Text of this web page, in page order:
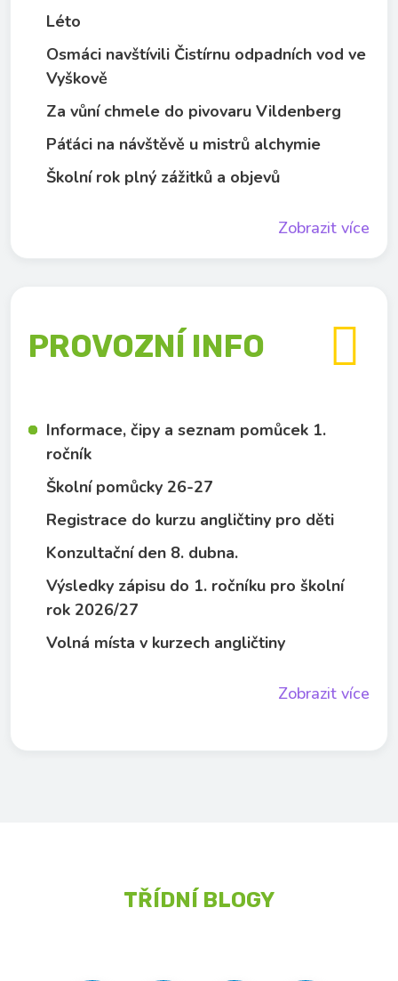
Léto
Osmáci navštívili Čistírnu odpadních vod ve
Vyškově
Za vůní chmele do pivovaru Vildenberg
Páťáci na návštěvě u mistrů alchymie
Školní rok plný zážitků a objevů
Zobrazit více
PROVOZNÍ INFO
Informace, čipy a seznam pomůcek 1.
ročník
Školní pomůcky 26-27
Registrace do kurzu angličtiny pro děti
Konzultační den 8. dubna.
Výsledky zápisu do 1. ročníku pro školní
rok 2026/27
Volná místa v kurzech angličtiny
Zobrazit více

TŘÍDNÍ BLOGY